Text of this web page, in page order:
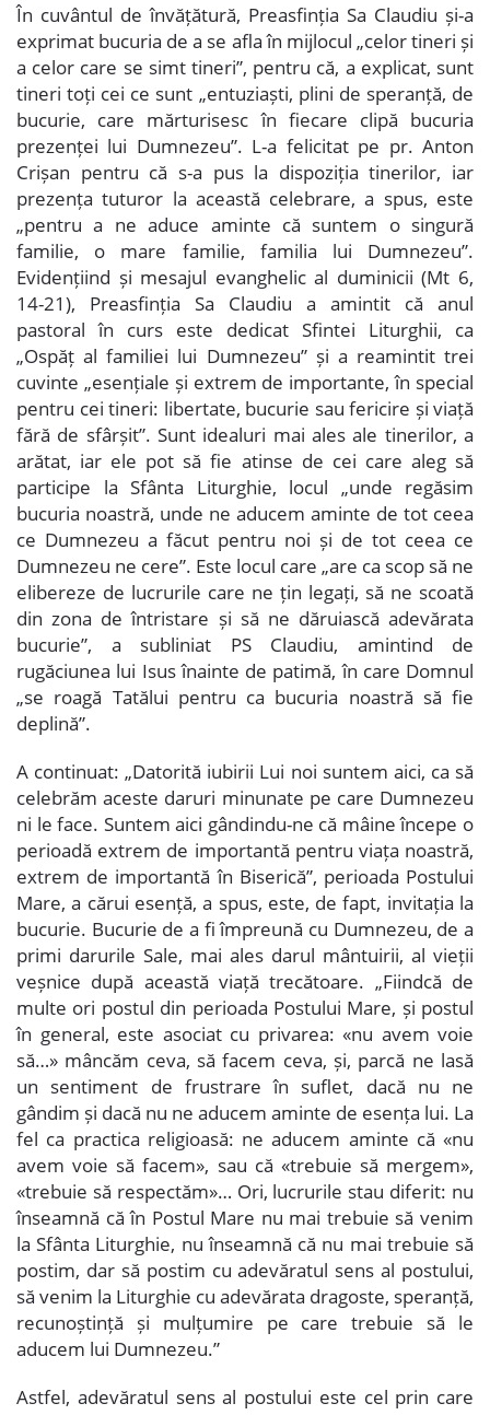
În cuvântul de învățătură, Preasfinția Sa Claudiu și-a
exprimat bucuria de a se afla în mijlocul „celor tineri și
a celor care se simt tineri”, pentru că, a explicat, sunt
tineri toți cei ce sunt „entuziaști, plini de speranță, de
bucurie, care mărturisesc în fiecare clipă bucuria
prezenței lui Dumnezeu”. L-a felicitat pe pr. Anton
Crișan pentru că s-a pus la dispoziția tinerilor, iar
prezența tuturor la această celebrare, a spus, este
„pentru a ne aduce aminte că suntem o singură
familie, o mare familie, familia lui Dumnezeu”.
Evidențiind și mesajul evanghelic al duminicii (Mt 6,
14-21), Preasfinția Sa Claudiu a amintit că anul
pastoral în curs este dedicat Sfintei Liturghii, ca
„Ospăț al familiei lui Dumnezeu” și a reamintit trei
cuvinte „esențiale și extrem de importante, în special
pentru cei tineri: libertate, bucurie sau fericire și viață
fără de sfârșit”. Sunt idealuri mai ales ale tinerilor, a
arătat, iar ele pot să fie atinse de cei care aleg să
participe la Sfânta Liturghie, locul „unde regăsim
bucuria noastră, unde ne aducem aminte de tot ceea
ce Dumnezeu a făcut pentru noi și de tot ceea ce
Dumnezeu ne cere”. Este locul care „are ca scop să ne
elibereze de lucrurile care ne țin legați, să ne scoată
din zona de întristare și să ne dăruiască adevărata
bucurie”, a subliniat PS Claudiu, amintind de
rugăciunea lui Isus înainte de patimă, în care Domnul
„se roagă Tatălui pentru ca bucuria noastră să fie
deplină”.
A continuat: „Datorită iubirii Lui noi suntem aici, ca să
celebrăm aceste daruri minunate pe care Dumnezeu
ni le face. Suntem aici gândindu-ne că mâine începe o
perioadă extrem de importantă pentru viața noastră,
extrem de importantă în Biserică”, perioada Postului
Mare, a cărui esență, a spus, este, de fapt, invitația la
bucurie. Bucurie de a fi împreună cu Dumnezeu, de a
primi darurile Sale, mai ales darul mântuirii, al vieții
veșnice după această viață trecătoare. „Fiindcă de
multe ori postul din perioada Postului Mare, și postul
în general, este asociat cu privarea: «nu avem voie
să…» mâncăm ceva, să facem ceva, și, parcă ne lasă
un sentiment de frustrare în suflet, dacă nu ne
gândim și dacă nu ne aducem aminte de esența lui. La
fel ca practica religioasă: ne aducem aminte că «nu
avem voie să facem», sau că «trebuie să mergem»,
«trebuie să respectăm»… Ori, lucrurile stau diferit: nu
înseamnă că în Postul Mare nu mai trebuie să venim
la Sfânta Liturghie, nu înseamnă că nu mai trebuie să
postim, dar să postim cu adevăratul sens al postului,
să venim la Liturghie cu adevărata dragoste, speranță,
recunoștință și mulțumire pe care trebuie să le
aducem lui Dumnezeu.”
Astfel, adevăratul sens al postului este cel prin care